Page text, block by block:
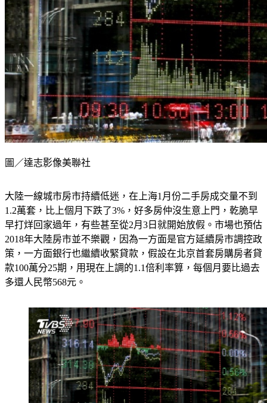
圖／達志影像美聯社
大陸一線城市房市持續低迷，在上海1月份二手房成交量不到
1.2萬套，比上個月下跌了3%，好多房仲沒生意上門，乾脆早
早打烊回家過年，有些甚至從2月3日就開始放假。市場也預估
2018年大陸房市並不樂觀，因為一方面是官方延續房市調控政
策，一方面銀行也繼續收緊貸款，假設在北京首套房購房者貸
款100萬分25期，用現在上調的1.1倍利率算，每個月要比過去
多還人民幣568元。